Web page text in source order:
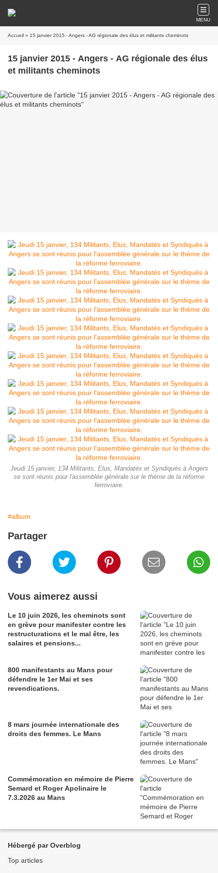
MENU
Accueil » 15 janvier 2015 - Angers - AG régionale des élus et militants cheminots
15 janvier 2015 - Angers - AG régionale des élus
et militants cheminots
Jeudi 15 janvier, 134 Militants, Elus, Mandatés et Syndiqués à Angers
se sont réunis pour l'assemblée générale sur le thème de la réforme
ferroviaire.
#album
Partager
Vous aimerez aussi
Le 10 juin 2026, les cheminots sont
en grève pour manifester contre les
restructurations et le mal être, les
salaires et pensions...
800 manifestants au Mans pour
défendre le 1er Mai et ses
revendications.
8 mars journée internationale des
droits des femmes. Le Mans
Commémoration en mémoire de Pierre
Semard et Roger Apolinaire le
7.3.2026 au Mans
Hébergé par Overblog
Top articles